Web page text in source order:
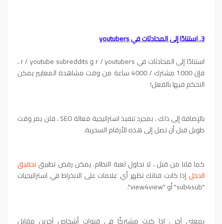
3. استنادًا إلى المحادثات في youtubers
استنادًا إلى المحادثات في r / youtubers و r / youtube subreddits ،
فإن 1000 مشترك / 4000 ساعة من وقت مشاهدة المعايير يمكن
التحكم فيها بالفعل!
بالإضافة إلى ذلك ، بمجرد تنفيذ استراتيجية فعالة SEO ، فلن يمر وقت
طويل قبل أن تصل إلى هذه الأرقام السحرية.
كما قلنا من قبل ، لا تحاول لعبة النظام. يمكن رفض تطبيقتحقيق
الدخلإذا كانت قناتك تظهر أي علامات على الانخراط في استراتيجيات
"sub4sub" أو "view4view".
بمعنى آخر ، إذا كنت مشتركًا في قنوات أشخاص آخرين مقابل